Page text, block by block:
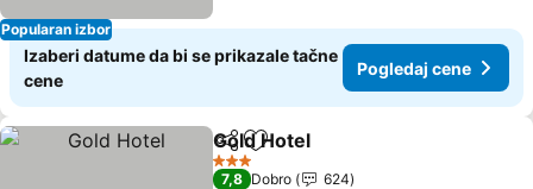
Popularan izbor
Izaberi datume da bi se prikazale tačne
cene
Pogledaj cene
Deli Dodati u favorite
Gold Hotel
3 Zvezdice
7,8 Dobro
624